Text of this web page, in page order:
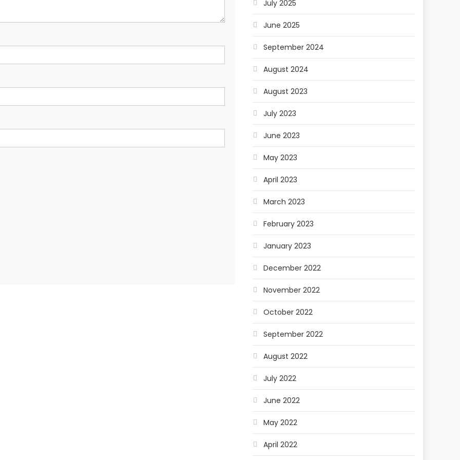
July 2025
June 2025
September 2024
August 2024
August 2023
July 2023
June 2023
May 2023
April 2023
March 2023
February 2023
January 2023
December 2022
November 2022
October 2022
September 2022
August 2022
July 2022
June 2022
May 2022
April 2022